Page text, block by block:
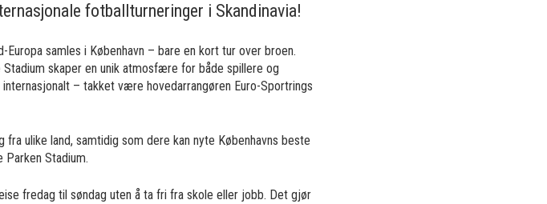
fotballturneringer i Skandinavia!
samles i København – bare en kort tur over broen.
skaper en unik atmosfære for både spillere og
– takket være hovedarrangøren Euro-Sportrings
ulike land, samtidig som dere kan nyte Københavns beste
Stadium.
fredag til søndag uten å ta fri fra skole eller jobb. Det gjør